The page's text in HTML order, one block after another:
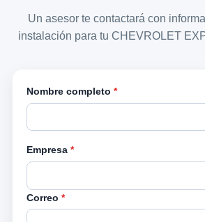
Un asesor te contactará con
instalación para tu CHEVROLET
Nombre completo *
Empresa *
Correo *